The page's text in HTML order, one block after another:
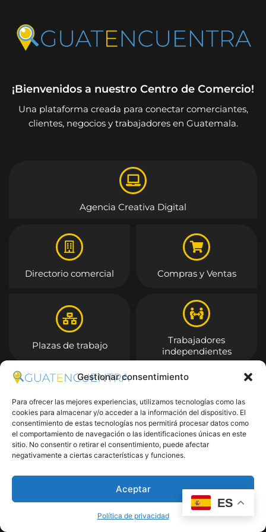
Gestionar consentimiento
Para ofrecer las mejores experiencias, utilizamos tecnologías como las
cookies para almacenar y/o acceder a la información del dispositivo. El
consentimiento de estas tecnologías nos permitirá procesar datos como
el comportamiento de navegación o las identificaciones únicas en este
sitio. No consentir o retirar el consentimiento, puede afectar
negativamente a ciertas características y funciones.
Aceptar
Política de privacidad
¡Bienvenidos a nuestro Centro de Comercio!
Una plataforma creada para conectar comerciantes,
clientes, negocios y trabajadores en Guatemala.
Agencia Creativa Digital
Directorio comercial Compras y Ventas
Plazas de trabajo
Trabajadores
independientes
Entrar
ES